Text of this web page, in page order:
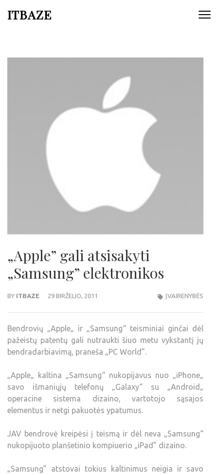
ITBAZE
„Apple” gali atsisakyti
„Samsung” elektronikos
BY ITBAZE 29 BIRŽELIO, 2011 ĮVAIRENYBĖS
Bendrovių „Apple„ ir „Samsung“ teisminiai ginčai dėl
pažeistų patentų gali nutraukti šiuo metu vykstantį jų
bendradarbiavimą, praneša „PC World”.
„Apple„ kaltina „Samsung“ nukopijavus nuo „iPhone„
savo išmaniųjų telefonų „Galaxy“ su „Android„
operacine sistema dizaino, vartotojo sąsajos
elementus ir netgi pakuotės ypatumus.
JAV bendrovė kreipėsi į teismą ir dėl neva „Samsung“
nukopijuoto planšetinio kompiuerio „iPad” dizaino.
„Samsung” atstovai tokius kaltinimus neigia ir savo